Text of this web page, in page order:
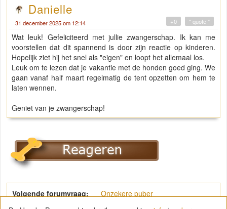
Danielle
31 december 2025 om 12:14 " quote "
+0
Wat leuk! Gefeliciteerd met jullie zwangerschap. Ik kan me
voorstellen dat dit spannend is door zijn reactie op kinderen.
Hopelijk ziet hij het snel als "eigen" en loopt het allemaal los.
Leuk om te lezen dat je vakantie met de honden goed ging. We
gaan vanaf half maart regelmatig de tent opzetten om hem te
laten wennen.
Geniet van je zwangerschap!
Volgende forumvraag:
Onzekere puber